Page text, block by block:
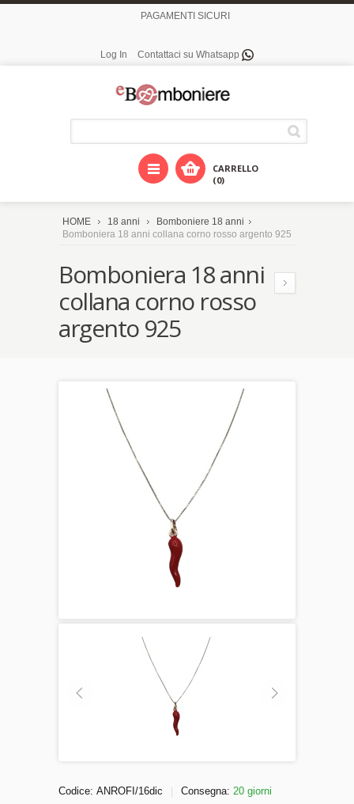
PAGAMENTI SICURI
Log In Contattaci su Whatsapp
CARRELLO
(0)
HOME 18 anni
Bomboniere 18 anni
Bomboniera 18 anni collana corno rosso argento 925
Bomboniera 18 anni
collana corno rosso
argento 925
Codice: ANROFI/16dic Consegna: 20 giorni